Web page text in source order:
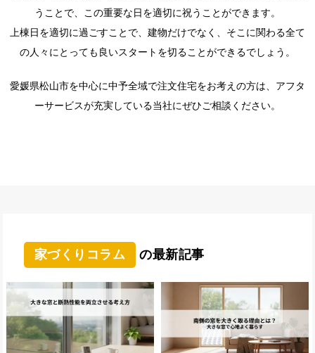
うことで、この重要な日を適切に祝うことができます。
上棟日を適切に過ごすことで、建物だけでなく、そこに関わる全て
の人々にとっても良いスタートを切ることができるでしょう。
愛媛県松山市を中心に中予全域で注文住宅をお考えの方は、アフタ
ーサービスが充実している当社にぜひご相談ください。
家づくりコラム の最新記事